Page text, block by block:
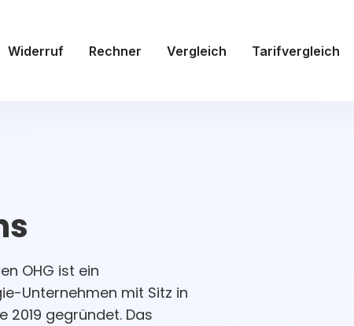
Widerruf Rechner Vergleich Tarifvergleich
OHG ist ein
Unternehmen mit Sitz in
2019 gegründet. Das